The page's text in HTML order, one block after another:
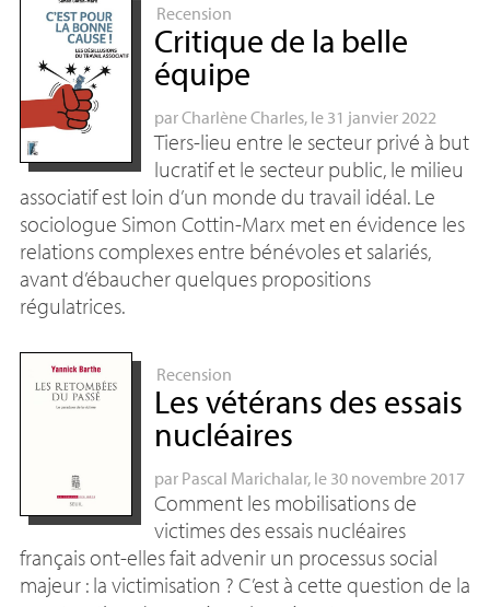
Recension
Critique de la belle
équipe
parCharlène Charles, le 31 janvier 2022
Tiers-lieu entre le secteur privé à but
lucratif et le secteur public, le milieu
associatif est loin d’un monde du travail idéal. Le
sociologue Simon Cottin-Marx met en évidence les
relations complexes entre bénévoles et salariés,
avant d’ébaucher quelques propositions
régulatrices.
Recension
Les vétérans des essais
nucléaires
par Pascal Marichalar, le 30 novembre 2017
Comment les mobilisations de
victimes des essais nucléaires
français ont-elles fait advenir un processus social
majeur : la victimisation ? C’est à cette question de la